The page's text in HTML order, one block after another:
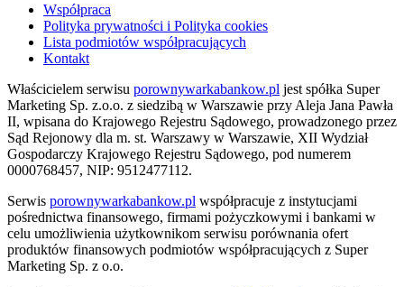
Współpraca
Polityka prywatności i Polityka cookies
Lista podmiotów współpracujących
Kontakt
Właścicielem serwisu porownywarkabankow.pl jest spółka Super
Marketing Sp. z.o.o. z siedzibą w Warszawie przy Aleja Jana Pawła
II, wpisana do Krajowego Rejestru Sądowego, prowadzonego przez
Sąd Rejonowy dla m. st. Warszawy w Warszawie, XII Wydział
Gospodarczy Krajowego Rejestru Sądowego, pod numerem
0000768457, NIP: 9512477112.
Serwis porownywarkabankow.pl współpracuje z instytucjami
pośrednictwa finansowego, firmami pożyczkowymi i bankami w
celu umożliwienia użytkownikom serwisu porównania ofert
produktów finansowych podmiotów współpracujących z Super
Marketing Sp. z o.o.